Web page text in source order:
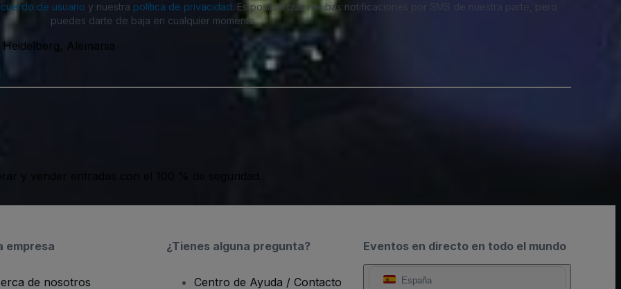
de usuario y nuestra política de privacidad. Es posible que recibas notificaciones por SMS de nuestra parte, pero
puedes darte de baja en cualquier momento.
Alemania
y vender entradas con el 100 % de seguridad.
Eventos en directo en todo el mundo
España
empresa
de nosotros
¿Tienes alguna pregunta?
Centro de Ayuda / Contacto